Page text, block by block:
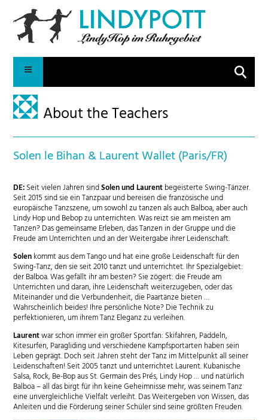
Suche
About the Teachers
Solen le Bihan & Laurent Wallet (Paris/FR)
DE:Seit vielen Jahren sindSolen und Laurentbegeisterte Swing-Tänzer.
Seit 2015 sind sie ein Tanzpaar und bereisen die französische und
europäische Tanzszene, um sowohl zu tanzen als auch Balboa, aber auch
Lindy Hop und Bebop zu unterrichten. Was reizt sie am meisten am
Tanzen? Das gemeinsame Erleben, das Tanzen in der Gruppe und die
Freude am Unterrichten und an der Weitergabe ihrer Leidenschaft.
Solenkommt aus dem Tango und hat eine große Leidenschaft für den
Swing-Tanz, den sie seit 2010 tanzt und unterrichtet. Ihr Spezialgebiet:
der Balboa. Was gefällt ihr am besten? Sie zögert: die Freude am
Unterrichten und daran, ihre Leidenschaft weiterzugeben, oder das
Miteinander und die Verbundenheit, die Paartänze bieten …
Wahrscheinlich beides! Ihre persönliche Note? Die Technik zu
perfektionieren, um ihrem Tanz Eleganz zu verleihen.
Laurentwar schon immer ein großer Sportfan: Skifahren, Paddeln,
Kitesurfen, Paragliding und verschiedene Kampfsportarten haben sein
Leben geprägt. Doch seit Jahren steht der Tanz im Mittelpunkt all seiner
Leidenschaften! Seit 2005 tanzt und unterrichtet Laurent. Kubanische
Salsa, Rock, Be-Bop aus St. Germain des Prés, Lindy Hop … und natürlich
Balboa – all das birgt für ihn keine Geheimnisse mehr, was seinem Tanz
eine unvergleichliche Vielfalt verleiht. Das Weitergeben von Wissen, das
Anleiten und die Förderung seiner Schüler sind seine größten Freuden.